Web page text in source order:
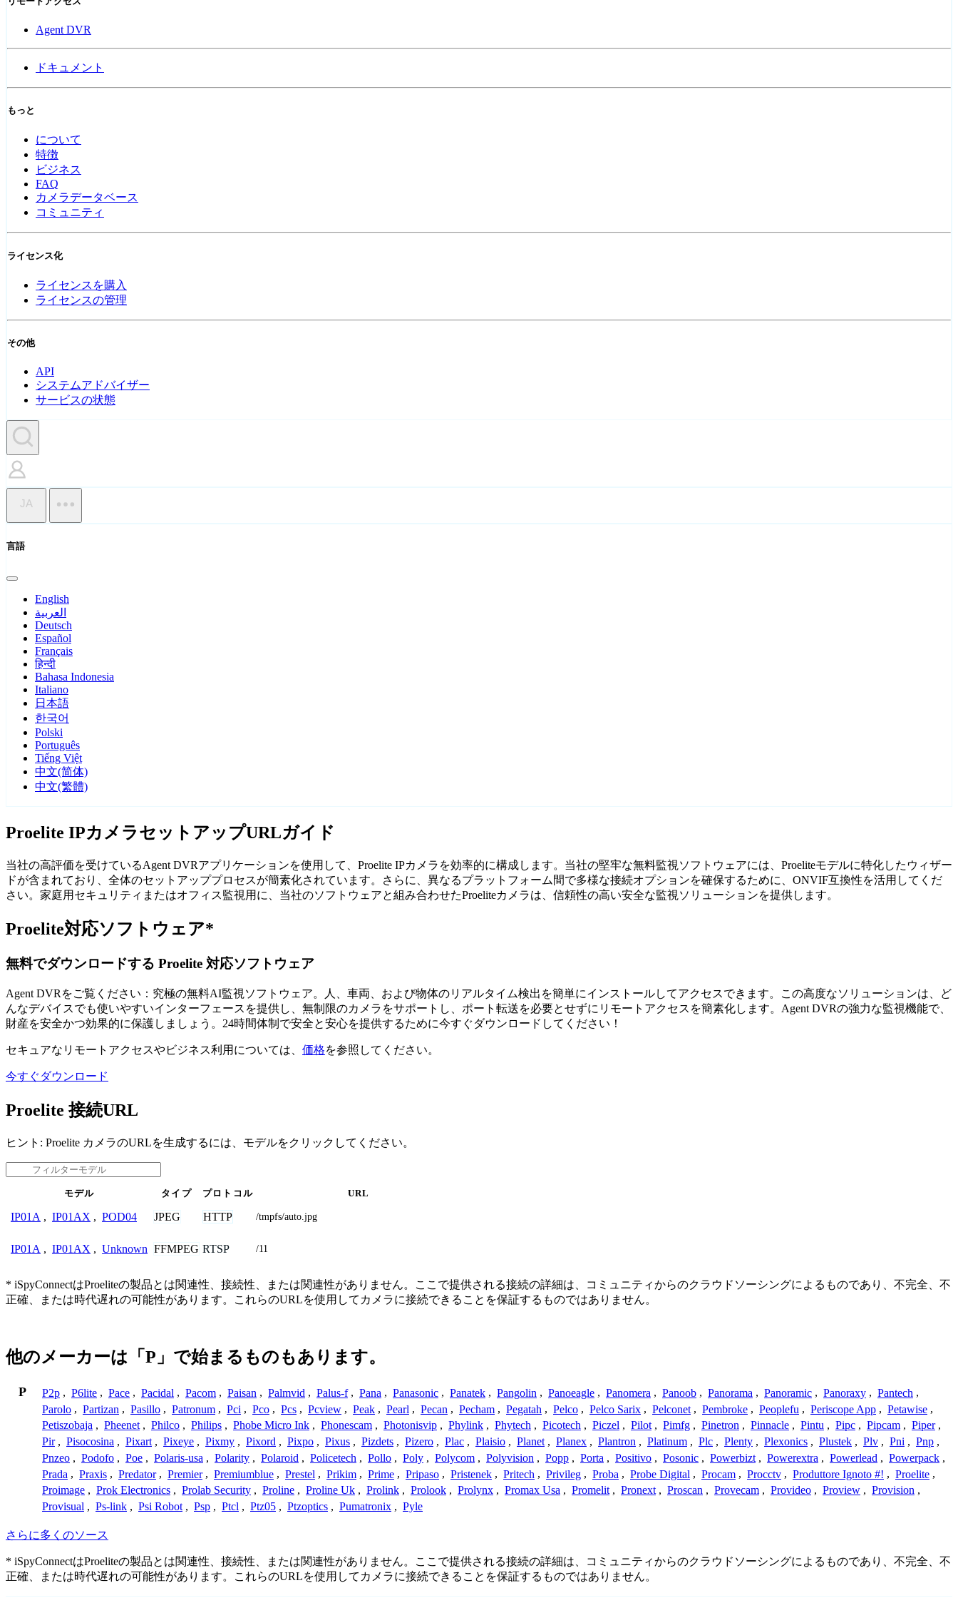
Agent DVR
ドキュメント
もっと
について
特徴
ビジネス
FAQ
カメラデータベース
コミュニティ
ライセンス化
ライセンスを購入
ライセンスの管理
その他
API
システムアドバイザー
サービスの状態
JA
言語
English
العربية
Deutsch
Español
Français
हिन्दी
Bahasa Indonesia
Italiano
日本語
한국어
Polski
Português
Tiếng Việt
中文(简体)
中文(繁體)
Proelite IPカメラセットアップURLガイド
当社の高評価を受けているAgent DVRアプリケーションを使用して、Proelite IPカメラを効率的に構成します。当社の堅牢な無料監視ソフトウェアには、Proeliteモデルに特化したウィザー
ドが含まれており、全体のセットアッププロセスが簡素化されています。さらに、異なるプラットフォーム間で多様な接続オプションを確保するために、ONVIF互換性を活用してくだ
さい。家庭用セキュリティまたはオフィス監視用に、当社のソフトウェアと組み合わせたProeliteカメラは、信頼性の高い安全な監視ソリューションを提供します。
Proelite対応ソフトウェア*
無料でダウンロードする Proelite 対応ソフトウェア
Agent DVRをご覧ください：究極の無料AI監視ソフトウェア。人、車両、および物体のリアルタイム検出を簡単にインストールしてアクセスできます。この高度なソリューションは、ど
んなデバイスでも使いやすいインターフェースを提供し、無制限のカメラをサポートし、ポート転送を必要とせずにリモートアクセスを簡素化します。Agent DVRの強力な監視機能で、
財産を安全かつ効果的に保護しましょう。24時間体制で安全と安心を提供するために今すぐダウンロードしてください！
セキュアなリモートアクセスやビジネス利用については、 価格を参照してください。
今すぐダウンロード
Proelite 接続URL
ヒント: Proelite カメラのURLを生成するには、モデルをクリックしてください。
モデル タイプ プロトコル URL
IP01A , IP01AX , POD04 JPEG HTTP /tmpfs/auto.jpg
IP01A , IP01AX , Unknown FFMPEG RTSP /11
* iSpyConnectはProeliteの製品とは関連性、接続性、または関連性がありません。ここで提供される接続の詳細は、コミュニティからのクラウドソーシングによるものであり、不完全、不
正確、または時代遅れの可能性があります。これらのURLを使用してカメラに接続できることを保証するものではありません。
他のメーカーは「P」で始まるものもあります。
P P2p , P6lite , Pace , Pacidal , Pacom , Paisan , Palmvid , Palus-f , Pana , Panasonic , Panatek , Pangolin , Panoeagle , Panomera , Panoob , Panorama , Panoramic , Panoraxy , Pantech ,
Parolo , Partizan , Pasillo , Patronum , Pci , Pco , Pcs , Pcview , Peak , Pearl , Pecan , Pecham , Pegatah , Pelco , Pelco Sarix , Pelconet , Pembroke , Peoplefu , Periscope App , Petawise ,
Petiszobaja , Pheenet , Philco , Philips , Phobe Micro Ink , Phonescam , Photonisvip , Phylink , Phytech , Picotech , Piczel , Pilot , Pimfg , Pinetron , Pinnacle , Pintu , Pipc , Pipcam , Piper ,
Pir , Pisocosina , Pixart , Pixeye , Pixmy , Pixord , Pixpo , Pixus , Pizdets , Pizero , Plac , Plaisio , Planet , Planex , Plantron , Platinum , Plc , Plenty , Plexonics , Plustek , Plv , Pni , Pnp ,
Pnzeo , Podofo , Poe , Polaris-usa , Polarity , Polaroid , Policetech , Pollo , Poly , Polycom , Polyvision , Popp , Porta , Positivo , Posonic , Powerbizt , Powerextra , Powerlead , Powerpack ,
Prada , Praxis , Predator , Premier , Premiumblue , Prestel , Prikim , Prime , Pripaso , Pristenek , Pritech , Privileg , Proba , Probe Digital , Procam , Procctv , Produttore Ignoto #! , Proelite ,
Proimage , Prok Electronics , Prolab Security , Proline , Proline Uk , Prolink , Prolook , Prolynx , Promax Usa , Promelit , Pronext , Proscan , Provecam , Provideo , Proview , Provision ,
Provisual , Ps-link , Psi Robot , Psp , Ptcl , Ptz05 , Ptzoptics , Pumatronix , Pyle
さらに多くのソース
* iSpyConnectはProeliteの製品とは関連性、接続性、または関連性がありません。ここで提供される接続の詳細は、コミュニティからのクラウドソーシングによるものであり、不完全、不
正確、または時代遅れの可能性があります。これらのURLを使用してカメラに接続できることを保証するものではありません。